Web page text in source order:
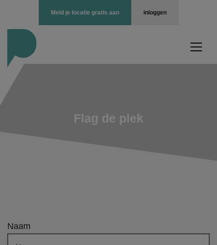
inloggen
Meld je locatie gratis aan
Flag de plek
Naam